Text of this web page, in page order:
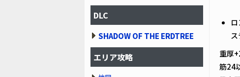
重厚
筋24
DLC
SHADOW OF THE ERDTREE
エリア攻略